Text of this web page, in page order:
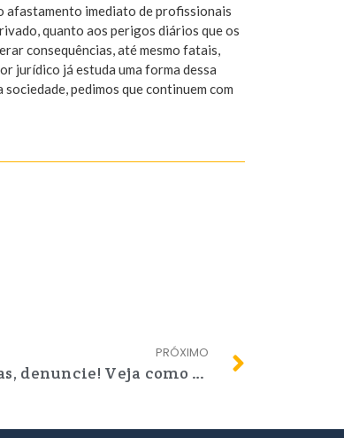
afastamento imediato de profissionais
quanto aos perigos diários que os
consequências, até mesmo fatais,
jurídico já estuda uma forma dessa
pedimos que continuem com
PRÓXIMO
Faça sua solicitação, tire dúvidas, denuncie! Veja como entrar em contato com o CRTR4 RJ.